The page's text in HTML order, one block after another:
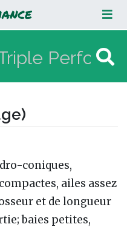
coniques,
ailes assez
et de longueur
baies petites,